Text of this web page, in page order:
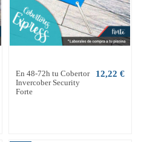
En 48-72h tu Cobertor
Invercober Security
Forte
12,22 €